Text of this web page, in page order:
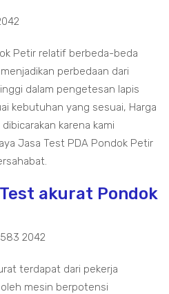
Petir relatif berbeda-beda
perbedaan dari
dalam pengetesan lapis
kebutuhan yang sesuai, Harga
karena kami
Jasa Test PDA Pondok Petir
akurat Pondok
2042
terdapat dari pekerja
mesin berpotensi